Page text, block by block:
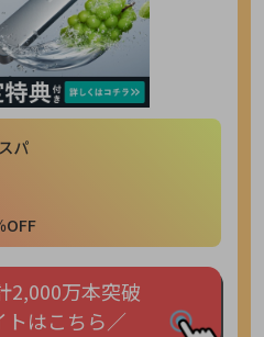
パ
OFF
2,000万本突破
トはこちら／